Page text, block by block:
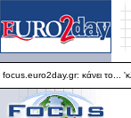
focus.euro2day.gr: κάνει το...
Για καλύτερη απεικόνιση
focus.euro2day.gr: κάνει το...